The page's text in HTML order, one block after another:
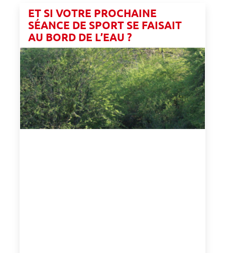
ET SI VOTRE PROCHAINE
SÉANCE DE SPORT SE FAISAIT
AU BORD DE L’EAU ?